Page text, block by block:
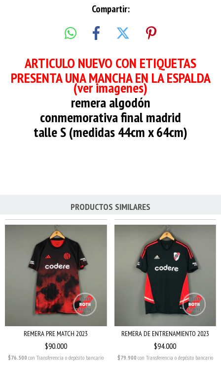
Compartir:
ARTICULO NUEVO CON ETIQUETAS
PRESENTA UNA MANCHA EN LA ESPALDA
(ver imagenes)
remera algodón
conmemorativa final madrid
talle S (medidas 44cm x 64cm)
PRODUCTOS SIMILARES
REMERA PRE MATCH 2023
$90.000
$76.500con Transferencia o depósito bancario
REMERA DE ENTRENAMIENTO 2023
$94.000
$79.900 con Transferencia o depósito bancario